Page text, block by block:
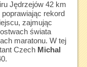
Jędrzejów 42 km
rekord
zajmując
świata
maratonu. W tej
Czech Michal